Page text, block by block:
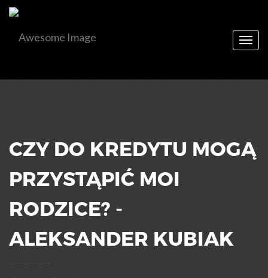
CZY DO KREDYTU MOGĄ
PRZYSTĄPIĆ MOI
RODZICE? -
ALEKSANDER KUBIAK